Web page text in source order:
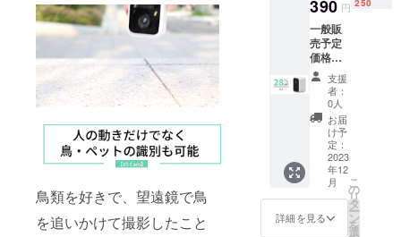
鳥類を好きで、望遠鏡で鳥
を追いかけて撮影したこと
ル×1 壁
付用ス
テッ
カー×1
壁付用
くぎ×4
SIMカー
ドリ
リース
ピン×1
日本語
取扱説
明書×1
390 円
一般販
売予定
価格：
21,385
円（税
込） ※
送料無
料（日
本国内
限定）
内容
物：
「V3
Cam」
本体 ｘ
支援
者：
0人
お届
け予
定：
2023
年12
月
詳細を見る
こ
の
リ
タ
ー
ン
を
選